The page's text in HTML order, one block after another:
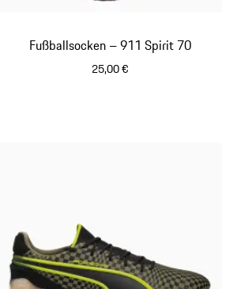
Fußballsocken – 911 Spirit 70
25,00 €